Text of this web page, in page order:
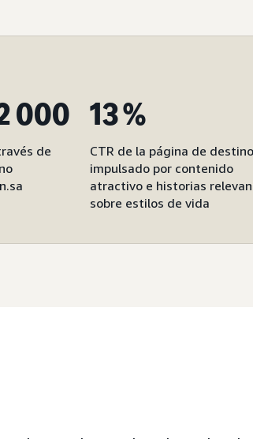
000
de
13 %
CTR de la página de destino
impulsado por contenido
atractivo e historias
sobre estilos de vida